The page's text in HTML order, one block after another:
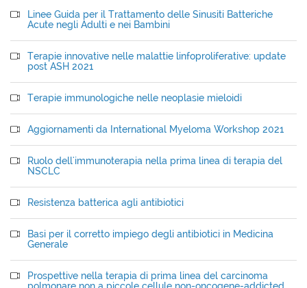
Linee Guida per il Trattamento delle Sinusiti Batteriche
Acute negli Adulti e nei Bambini
Terapie innovative nelle malattie linfoproliferative: update
post ASH 2021
Terapie immunologiche nelle neoplasie mieloidi
Aggiornamenti da International Myeloma Workshop 2021
Ruolo dell'immunoterapia nella prima linea di terapia del
NSCLC
Resistenza batterica agli antibiotici
Basi per il corretto impiego degli antibiotici in Medicina
Generale
Prospettive nella terapia di prima linea del carcinoma